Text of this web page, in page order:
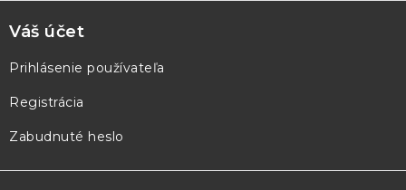
Váš účet
Prihlásenie používateľa
Registrácia
Zabudnuté heslo